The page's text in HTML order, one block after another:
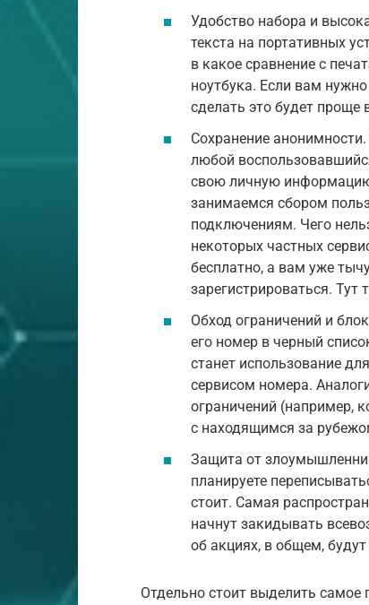
Удобство набора и
текста на портативных
в какое сравнение с
ноутбука. Если вам
сделать это будет проще
Сохранение
любой
свою личную
занимаемся сбором
подключениям. Чего
некоторых частных
бесплатно, а вам уже
зарегистрироваться. Тут
Обход ограничений и
его номер в черный
станет использование
сервисом номера.
ограничений (например,
с находящимся за
Защита от
планируете
стоит. Самая
начнут закидывать
об акциях, в общем,
Отдельно стоит выделить